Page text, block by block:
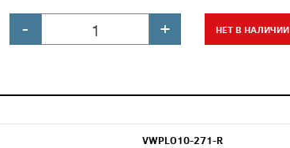
- + НЕТ В НАЛИЧИИ
VWPLO10-271-R